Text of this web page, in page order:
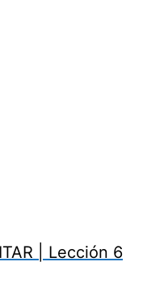
| Lección 6